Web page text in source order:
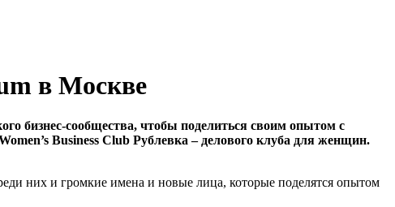
в Москве
бизнес-сообщества, чтобы поделиться своим опытом с
’s Business Club Рублевка – делового клуба для женщин.
них и громкие имена и новые лица, которые поделятся опытом